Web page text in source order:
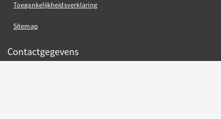
Toegankelijkheidsverklaring
Sitemap
Contactgegevens